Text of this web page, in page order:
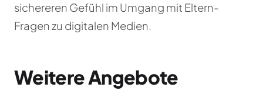
sichereren Gefühl im Umgang mit Eltern-
Fragen zu digitalen Medien.
Weitere Angebote